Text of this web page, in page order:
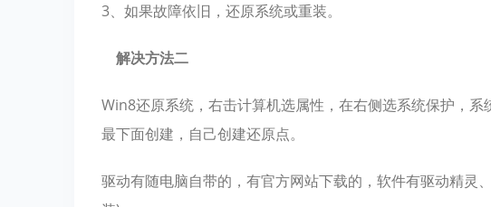
3、如果故障依旧，还原系统或重装。
解决方法二
Win8还原系统，右击计算机选属性，在右侧选系统保护，
最下面创建，自己创建还原点。
驱动有随电脑自带的，有官方网站下载的，软件有驱动精灵